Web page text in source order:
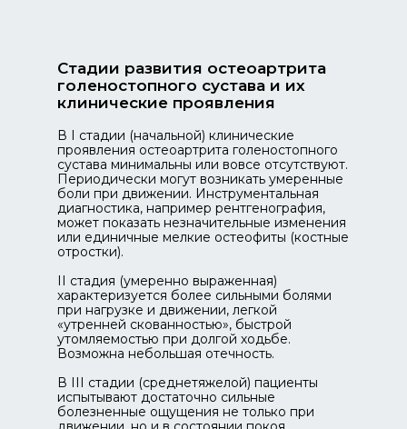
Стадии развития остеоартрита
голеностопного сустава и их
клинические проявления
В I стадии (начальной) клинические
проявления остеоартрита голеностопного
сустава минимальны или вовсе отсутствуют.
Периодически могут возникать умеренные
боли при движении. Инструментальная
диагностика, например рентгенография,
может показать незначительные изменения
или единичные мелкие остеофиты (костные
отростки).
II стадия (умеренно выраженная)
характеризуется более сильными болями
при нагрузке и движении, легкой
«утренней скованностью», быстрой
утомляемостью при долгой ходьбе.
Возможна небольшая отечность.
В III стадии (среднетяжелой) пациенты
испытывают достаточно сильные
болезненные ощущения не только при